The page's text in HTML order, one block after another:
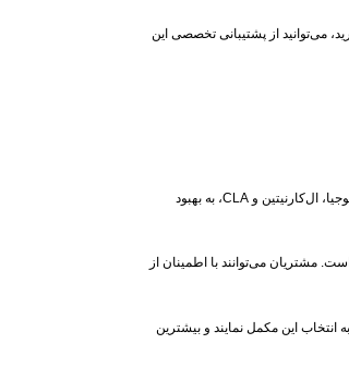
می‌توانید از پشتیبانی تخصصی این
یکی از مکمل‌های گیاهی محبوب و مؤثر در زمینه کاهش وزن و کنترل اشتها است که برای بزرگسالان طراحی شده است. این مکمل با ترکیبی از عصاره‌های گیاهی مانند چای سبز، قهوه سبز، گارسینیا کامبوجیا، ال‌کارنیتین و CLA، به بهبود
مشتریان می‌توانند با اطمینان از
این مکمل نمایند و بیشترین